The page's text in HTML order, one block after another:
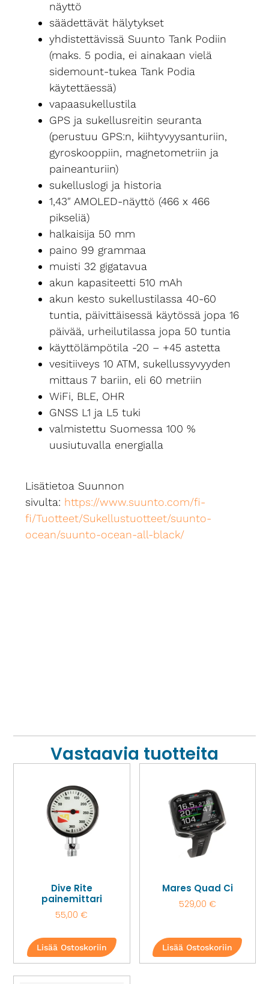
näyttö
säädettävät hälytykset
yhdistettävissä Suunto Tank Podiin
(maks. 5 podia, ei ainakaan vielä
sidemount-tukea Tank Podia
käytettäessä)
vapaasukellustila
GPS ja sukellusreitin seuranta
(perustuu GPS:n, kiihtyvyysanturiin,
gyroskooppiin, magnetometriin ja
paineanturiin)
sukelluslogi ja historia
1,43″ AMOLED-näyttö (466 x 466
pikseliä)
halkaisija 50 mm
paino 99 grammaa
muisti 32 gigatavua
akun kapasiteetti 510 mAh
akun kesto sukellustilassa 40-60
tuntia, päivittäisessä käytössä jopa 16
päivää, urheilutilassa jopa 50 tuntia
käyttölämpötila -20 – +45 astetta
vesitiiveys 10 ATM, sukellussyvyyden
mittaus 7 bariin, eli 60 metriin
WiFi, BLE, OHR
GNSS L1 ja L5 tuki
valmistettu Suomessa 100 %
uusiutuvalla energialla
Lisätietoa Suunnon
sivulta: https://www.suunto.com/fi-
fi/Tuotteet/Sukellustuotteet/suunto-
ocean/suunto-ocean-all-black/
Vastaavia tuotteita
Dive Rite
painemittari
55,00€
Lisää Ostoskoriin
Mares Quad Ci
529,00 €
Lisää Ostoskoriin